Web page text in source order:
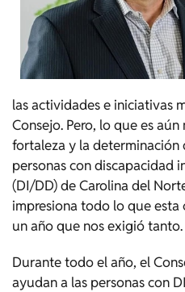
las actividades e iniciativas
Consejo. Pero, lo que es
fortaleza y la determinación
personas con discapacidad
(DI/DD) de Carolina del
impresiona todo lo que
un año que nos exigió tanto.
Durante todo el año, el
ayudan a las personas con